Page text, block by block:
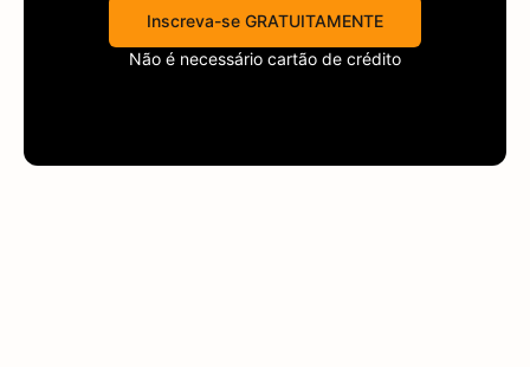
Inscreva-se GRATUITAMENTE
Não é necessário cartão de crédito